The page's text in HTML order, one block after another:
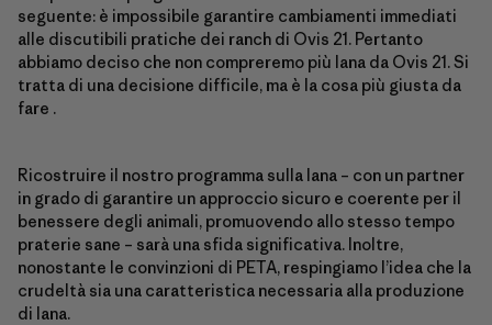
seguente: è impossibile garantire cambiamenti immediati
alle discutibili pratiche dei ranch di Ovis 21. Pertanto
abbiamo deciso che non compreremo più lana da Ovis 21. Si
tratta di una decisione difficile, ma è la cosa più giusta da
fare .
Ricostruire il nostro programma sulla lana – con un partner
in grado di garantire un approccio sicuro e coerente per il
benessere degli animali, promuovendo allo stesso tempo
praterie sane – sarà una sfida significativa. Inoltre,
nonostante le convinzioni di PETA, respingiamo l’idea che la
crudeltà sia una caratteristica necessaria alla produzione
di lana.